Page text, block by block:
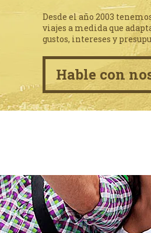
Desde el año 2003
viajes a medida que
gustos, intereses y
Hable con